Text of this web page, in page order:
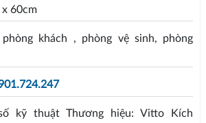
60cm
khách , phòng vệ sinh, phòng
kỹ thuật Thương hiệu: Vitto Kích